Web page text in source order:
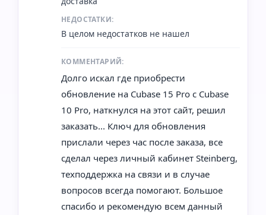
НЕДОСТАТКИ:
В целом недостатков не нашел
КОММЕНТАРИЙ:
Долго искал где приобрести
обновление на Cubase 15 Pro с Cubase
10 Pro, наткнулся на этот сайт, решил
заказать... Ключ для обновления
прислали через час после заказа, все
сделал через личный кабинет Steinberg,
техподдержка на связи и в случае
вопросов всегда помогают. Большое
спасибо и рекомендую всем данный